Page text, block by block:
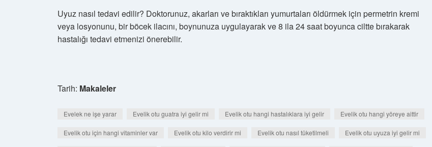
Uyuz nasıl tedavi edilir? Doktorunuz, akarları ve bıraktıkları yumurtaları öldürmek için permetrin kremi
veya losyonunu, bir böcek ilacını, boynunuza uygulayarak ve 8 ila 24 saat boyunca ciltte bırakarak
hastalığı tedavi etmenizi önerebilir.
Tarih: Makaleler
Evelek ne işe yarar Evelik otu guatra iyi gelir mi Evelik otu hangi hastalıklara iyi gelir Evelik otu hangi yöreye aittir
Evelik otu için hangi vitaminler var Evelik otu kilo verdirir mi Evelik otu nasıl tüketilmeli Evelik otu uyuza iyi gelir mi